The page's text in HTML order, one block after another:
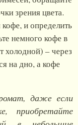
зрения цвета.
и определить
немного кофе в
холодной) – через
на дно, а кофе
даже если
приобретайте